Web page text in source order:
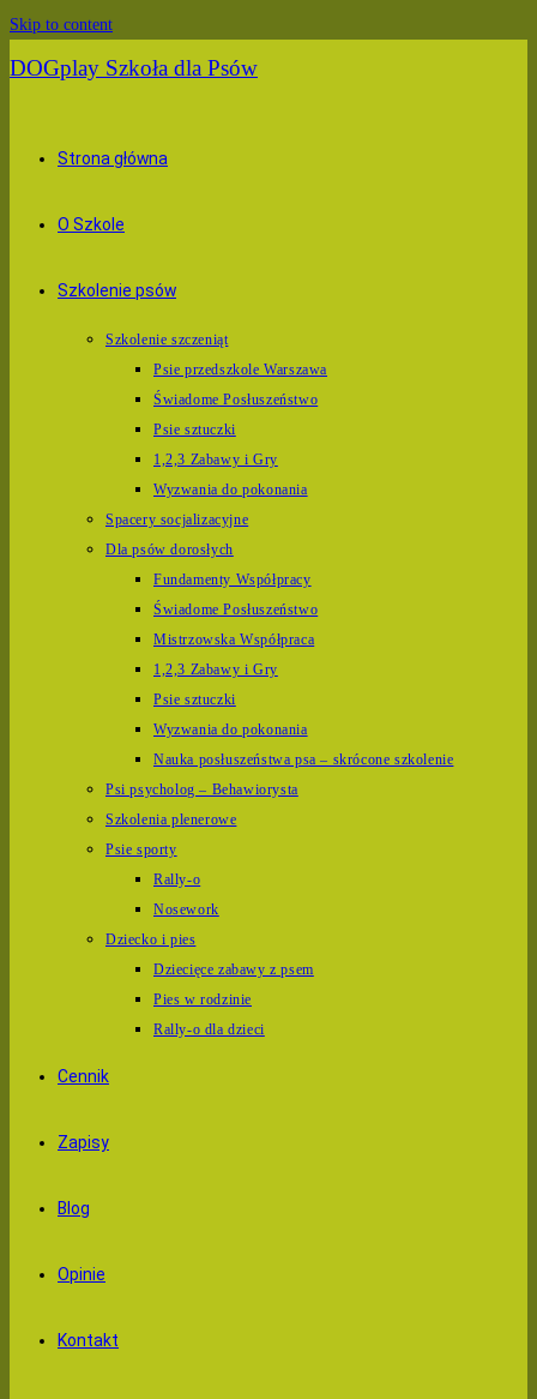
Skip to content
DOGplay Szkoła dla Psów
Strona główna
O Szkole
Szkolenie psów
Szkolenie szczeniąt
Psie przedszkole Warszawa
Świadome Posłuszeństwo
Psie sztuczki
1,2,3 Zabawy i Gry
Wyzwania do pokonania
Spacery socjalizacyjne
Dla psów dorosłych
Fundamenty Współpracy
Świadome Posłuszeństwo
Mistrzowska Współpraca
1,2,3 Zabawy i Gry
Psie sztuczki
Wyzwania do pokonania
Nauka posłuszeństwa psa – skrócone szkolenie
Psi psycholog – Behawiorysta
Szkolenia plenerowe
Psie sporty
Rally-o
Nosework
Dziecko i pies
Dziecięce zabawy z psem
Pies w rodzinie
Rally-o dla dzieci
Cennik
Zapisy
Blog
Opinie
Kontakt